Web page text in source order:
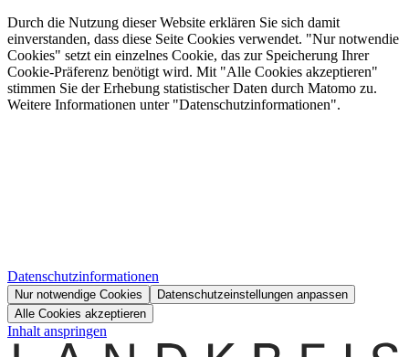
Durch die Nutzung dieser Website erklären Sie sich damit
einverstanden, dass diese Seite Cookies verwendet. "Nur notwendie
Cookies" setzt ein einzelnes Cookie, das zur Speicherung Ihrer
Cookie-Präferenz benötigt wird. Mit "Alle Cookies akzeptieren"
stimmen Sie der Erhebung statistischer Daten durch Matomo zu.
Weitere Informationen unter "Datenschutzinformationen".
Datenschutzinformationen
Nur notwendige Cookies
Datenschutzeinstellungen anpassen
Alle Cookies akzeptieren
Inhalt anspringen